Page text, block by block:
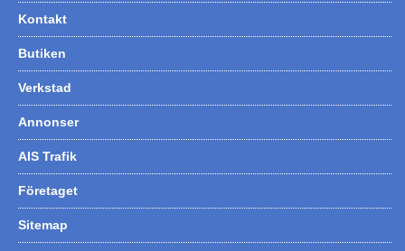
Kontakt
Butiken
Verkstad
Annonser
AIS Trafik
Företaget
Sitemap